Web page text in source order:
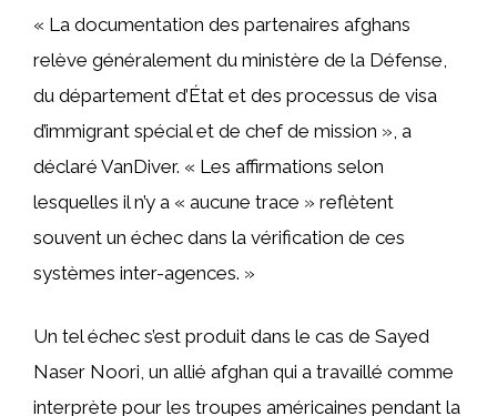
« La documentation des partenaires afghans
relève généralement du ministère de la Défense,
du département d’État et des processus de visa
d’immigrant spécial et de chef de mission », a
déclaré VanDiver. « Les affirmations selon
lesquelles il n’y a « aucune trace » reflètent
souvent un échec dans la vérification de ces
systèmes inter-agences. »
Un tel échec s’est produit dans le cas de Sayed
Naser Noori, un allié afghan qui a travaillé comme
interprète pour les troupes américaines pendant la